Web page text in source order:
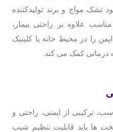
تشک مواج و برند تولیدکننده
علاوه بر راحتی بیمار،
را در محیط خانه یا کلینیک
درمانی کمک می کند.
ترکیبی از ایمنی، راحتی و
ها باید قابلیت تنظیم شیب